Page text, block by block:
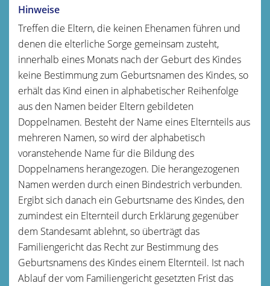
Hinweise
Treffen die Eltern, die keinen Ehenamen führen und
denen die elterliche Sorge gemeinsam zusteht,
innerhalb eines Monats nach der Geburt des Kindes
keine Bestimmung zum Geburtsnamen des Kindes, so
erhält das Kind einen in alphabetischer Reihenfolge
aus den Namen beider Eltern gebildeten
Doppelnamen. Besteht der Name eines Elternteils aus
mehreren Namen, so wird der alphabetisch
voranstehende Name für die Bildung des
Doppelnamens herangezogen. Die herangezogenen
Namen werden durch einen Bindestrich verbunden.
Ergibt sich danach ein Geburtsname des Kindes, den
zumindest ein Elternteil durch Erklärung gegenüber
dem Standesamt ablehnt, so überträgt das
Familiengericht das Recht zur Bestimmung des
Geburtsnamens des Kindes einem Elternteil. Ist nach
Ablauf der vom Familiengericht gesetzten Frist das